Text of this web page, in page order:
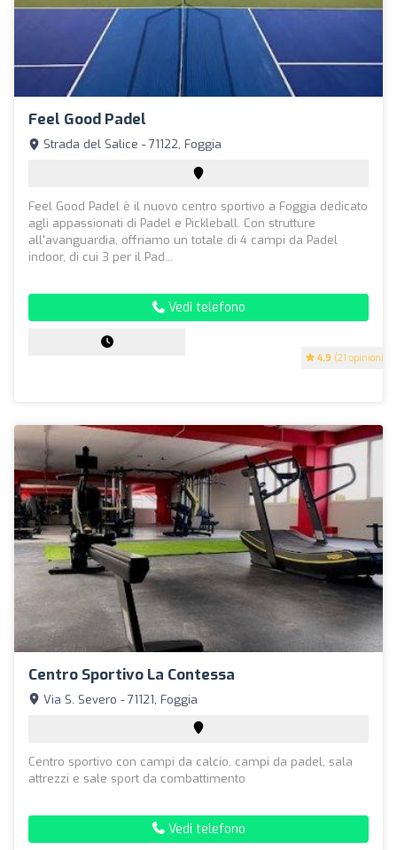
Feel Good Padel
4.9 (21 opinioni)
Strada del Salice - 71122, Foggia
Feel Good Padel è il nuovo centro sportivo a Foggia dedicato
agli appassionati di Padel e Pickleball. Con strutture
all'avanguardia, offriamo un totale di 4 campi da Padel
indoor, di cui 3 per il Pad...
Vedi telefono
Centro Sportivo La Contessa
Via S. Severo - 71121, Foggia
Centro sportivo con campi da calcio, campi da padel, sala
attrezzi e sale sport da combattimento
Vedi telefono